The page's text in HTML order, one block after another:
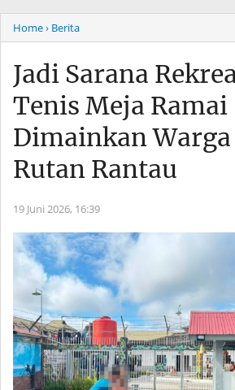
Home› Berita
Jadi Sarana
Tenis Meja Ramai
Dimainkan
Rutan Rantau
19 Juni 2026, 16:39